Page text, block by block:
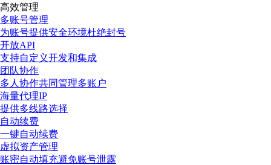
高效管理
多账号管理
为账号提供安全环境杜绝封号
开放API
支持自定义开发和集成
团队协作
多人协作共同管理多账户
海量代理IP
提供多线路选择
自动续费
一键自动续费
虚拟资产管理
账密自动填充避免账号泄露